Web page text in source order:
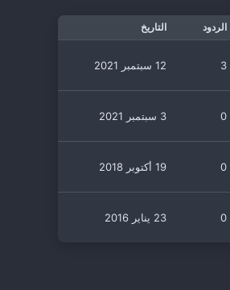
الردود التاريخ
3 12 سبتمبر 2021
0 3 سبتمبر 2021
0 19 أكتوبر 2018
0 23 يناير 2016